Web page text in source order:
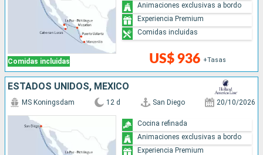
Comidas incluidas US$ 936 +Tasas
Animaciones exclusivas a bordo
Experiencia Premium
Comidas incluidas
ESTADOS UNIDOS, MÉXICO
MS Koningsdam 12 d San Diego 20/10/2026
Cocina refinada
Animaciones exclusivas a bordo
Experiencia Premium